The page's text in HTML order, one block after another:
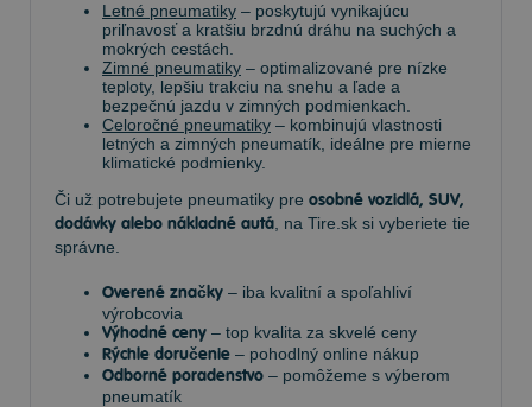
Letné pneumatiky – poskytujú vynikajúcu
priľnavosť a kratšiu brzdnú dráhu na suchých a
mokrých cestách.
Zimné pneumatiky – optimalizované pre nízke
teploty, lepšiu trakciu na snehu a ľade a
bezpečnú jazdu v zimných podmienkach.
Celoročné pneumatiky – kombinujú vlastnosti
letných a zimných pneumatík, ideálne pre mierne
klimatické podmienky.
Či už potrebujete pneumatiky pre osobné vozidlá, SUV,
dodávky alebo nákladné autá , na Tire.sk si vyberiete tie
správne.
Overené značky – iba kvalitní a spoľahliví
výrobcovia
Výhodné ceny – top kvalita za skvelé ceny
Rýchle doručenie – pohodlný online nákup
Odborné poradenstvo – pomôžeme s výberom
pneumatík